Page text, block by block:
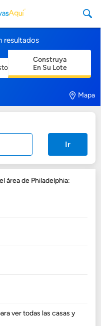
resultados
Construya
En Su Lote
Mapa
Ir
área de Philadelphia:
ver todas las casas y